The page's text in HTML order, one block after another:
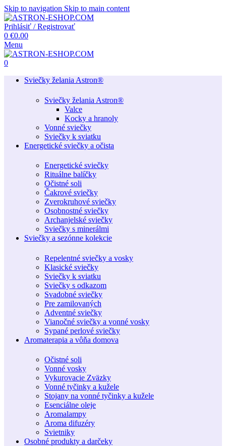
Skip to navigation Skip to main content
Prihlásiť / Registrovať
0 €0.00
Menu
0
Sviečky želania Astron®
Sviečky želania Astron®
Valce
Kocky a hranoly
Vonné sviečky
Sviečky k sviatku
Energetické sviečky a očista
Energetické sviečky
Rituálne balíčky
Očistné soli
Čakrové sviečky
Zverokruhové sviečky
Osobnostné sviečky
Archanjelské sviečky
Sviečky s minerálmi
Sviečky a sezónne kolekcie
Repelentné sviečky a vosky
Klasické sviečky
Sviečky k sviatku
Sviečky s odkazom
Svadobné sviečky
Pre zamilovaných
Adventné sviečky
Vianočné sviečky a vonné vosky
Sypané perlové sviečky
Aromaterapia a vôňa domova
Očistné soli
Vonné vosky
Vykurovacie Zväzky
Vonné tyčinky a kužele
Stojany na vonné tyčinky a kužele
Esenciálne oleje
Aromalampy
Aroma difuzéry
Svietniky
Osobné produkty a darčeky